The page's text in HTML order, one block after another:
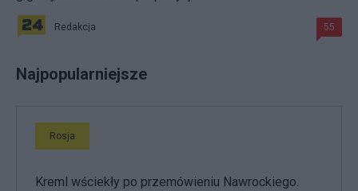
Redakcja 55
Najpopularniejsze
Rosja
Kreml wściekły po przemówieniu Nawrockiego.